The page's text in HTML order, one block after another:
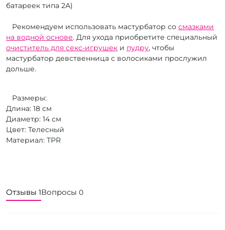
батареек типа 2А)
Рекомендуем использовать мастурбатор со смазками
на водной основе. Для ухода приобретите специальный
очиститель для секс-игрушек и пудру, чтобы
мастурбатор девственница с волосиками прослужил
дольше.
Размеры:
Длина: 18 см
Диаметр: 14 см
Цвет: Телесный
Материал: TPR
Отзывы 1Вопросы 0